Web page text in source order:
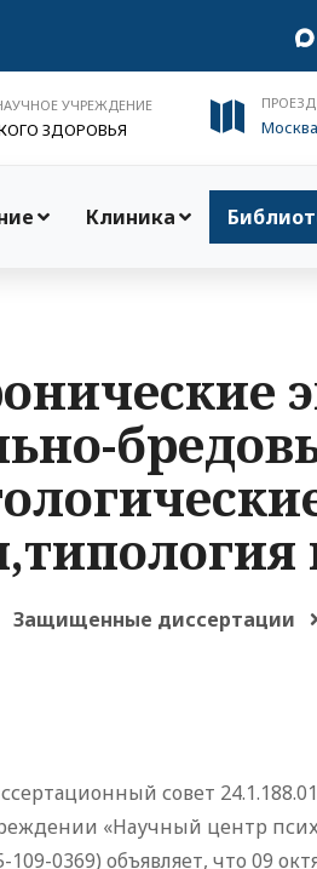
УЧРЕЖДЕНИЕ
ЗДОРОВЬЯ
Клиника
Защищенные диссертации
совет
«Научный центр
109-0369) объявляет, что 09